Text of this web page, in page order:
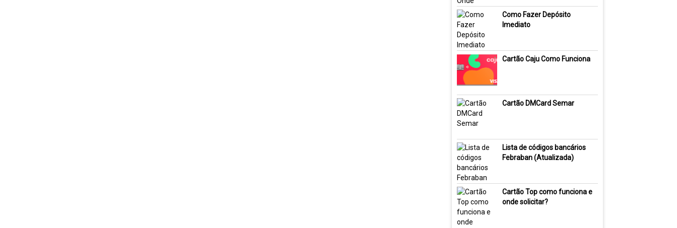
Como Fazer Depósito
Imediato
Cartão Caju Como Funciona
Cartão DMCard Semar
Lista de códigos bancários
Febraban (Atualizada)
Cartão Top como funciona e
onde solicitar?